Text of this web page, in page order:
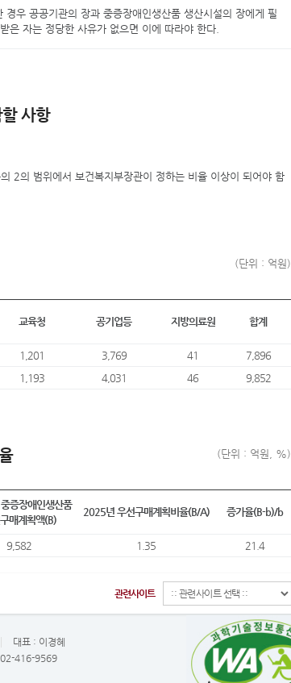
우 공공기관의 장과 중증장애인생산품 생산시설의 장에게 필
은 자는 정당한 사유가 없으면 이에 따라야 한다.
사항
2의 범위에서 보건복지부장관이 정하는 비율 이상이 되어야 함
(단위 : 억원)
교육청 공기업등 지방의료원 합계
1,201 3,769 41
7,896
1,193 4,031 46 9,852
(단위 : 억원, %)
증장애인생산품
매계획액(B)
2025년 우선구매계획비율(B/A) 증가율(B-b)/b
9,582 1.35 21.4
관련사이트
대표 : 이경혜
416-9569